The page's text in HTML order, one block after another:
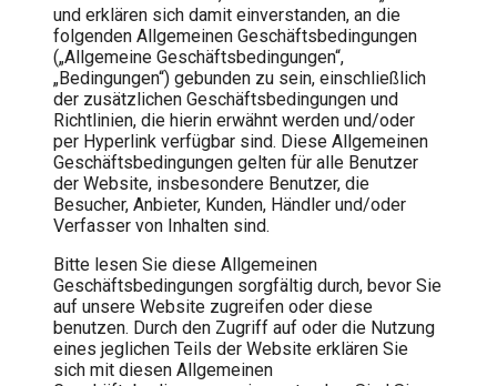
und erklären sich damit einverstanden, an die
folgenden Allgemeinen Geschäftsbedingungen
(„Allgemeine Geschäftsbedingungen“,
„Bedingungen“) gebunden zu sein, einschließlich
der zusätzlichen Geschäftsbedingungen und
Richtlinien, die hierin erwähnt werden und/oder
per Hyperlink verfügbar sind. Diese Allgemeinen
Geschäftsbedingungen gelten für alle Benutzer
der Website, insbesondere Benutzer, die
Besucher, Anbieter, Kunden, Händler und/oder
Verfasser von Inhalten sind.
Bitte lesen Sie diese Allgemeinen
Geschäftsbedingungen sorgfältig durch, bevor Sie
auf unsere Website zugreifen oder diese
benutzen. Durch den Zugriff auf oder die Nutzung
eines jeglichen Teils der Website erklären Sie
sich mit diesen Allgemeinen